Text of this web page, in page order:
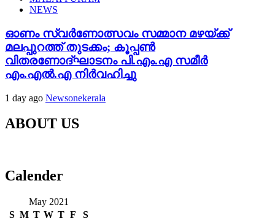
NEWS
ഓണം സ്വർണോത്സവം സമ്മാന മഴയ്ക്ക്
മലപ്പുറത്ത് തുടക്കം; കൂപ്പൺ
വിതരണോദ്ഘാടനം പി.എം.എ സമീർ
എം.എൽ.എ നിർവഹിച്ചു
1 day ago Newsonekerala
ABOUT US
Calender
May 2021
S M T W T F
S